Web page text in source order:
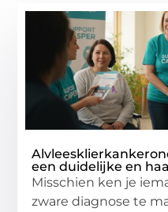
een duidelijke en
Misschien ken je
zware diagnose te